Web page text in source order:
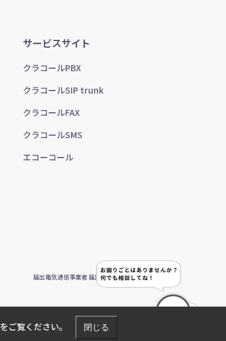
サービスサイト
クラコールPBX
クラコールSIP trunk
クラコールFAX
クラコールSMS
エコーコール
届出電気通信事業者 届出番号：A-25-13494
をご覧ください。 閉じる